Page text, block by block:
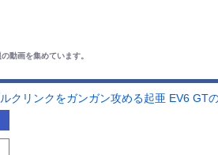
動画を集めています。
クリンクをガンガン攻める起亜 EV6 GTの